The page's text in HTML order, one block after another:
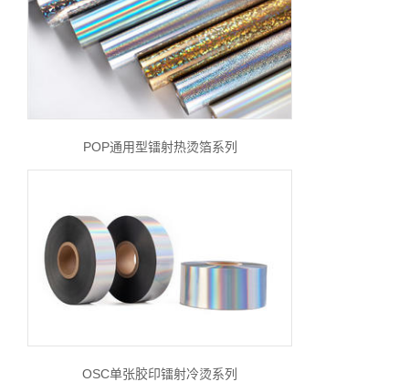
POP通用型镭射热烫箔系列
OSC单张胶印镭射冷烫系列